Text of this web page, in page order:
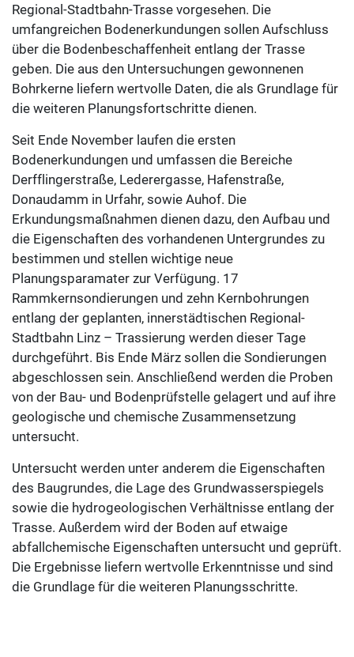
Regional-Stadtbahn-Trasse vorgesehen. Die
umfangreichen Bodenerkundungen sollen Aufschluss
über die Bodenbeschaffenheit entlang der Trasse
geben. Die aus den Untersuchungen gewonnenen
Bohrkerne liefern wertvolle Daten, die als Grundlage für
die weiteren Planungsfortschritte dienen.
Seit Ende November laufen die ersten
Bodenerkundungen und umfassen die Bereiche
Derfflingerstraße, Lederergasse, Hafenstraße,
Donaudamm in Urfahr, sowie Auhof. Die
Erkundungsmaßnahmen dienen dazu, den Aufbau und
die Eigenschaften des vorhandenen Untergrundes zu
bestimmen und stellen wichtige neue
Planungsparamater zur Verfügung. 17
Rammkernsondierungen und zehn Kernbohrungen
entlang der geplanten, innerstädtischen Regional-
Stadtbahn Linz – Trassierung werden dieser Tage
durchgeführt. Bis Ende März sollen die Sondierungen
abgeschlossen sein. Anschließend werden die Proben
von der Bau- und Bodenprüfstelle gelagert und auf ihre
geologische und chemische Zusammensetzung
untersucht.
Untersucht werden unter anderem die Eigenschaften
des Baugrundes, die Lage des Grundwasserspiegels
sowie die hydrogeologischen Verhältnisse entlang der
Trasse. Außerdem wird der Boden auf etwaige
abfallchemische Eigenschaften untersucht und geprüft.
Die Ergebnisse liefern wertvolle Erkenntnisse und sind
die Grundlage für die weiteren Planungsschritte.